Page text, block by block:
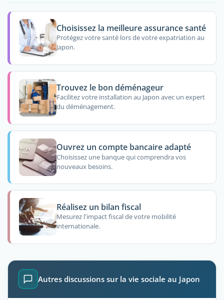
Choisissez la meilleure assurance santé
Protégez votre santé lors de votre expatriation au
Japon.
Trouvez le bon déménageur
Facilitez votre installation au Japon avec un expert
du déménagement.
Ouvrez un compte bancaire adapté
Choisissez une banque qui comprendra vos
nouveaux besoins.
Réalisez un bilan fiscal
Mesurez l'impact fiscal de votre mobilité
internationale.
Autres discussions sur la vie sociale au Japon